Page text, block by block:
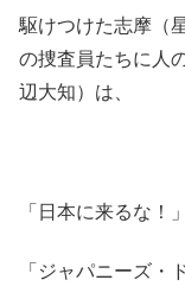
駆けつけた志摩（
の捜査員たちに人
辺大知）は、
「日本に来るな！」
「ジャパニーズ・